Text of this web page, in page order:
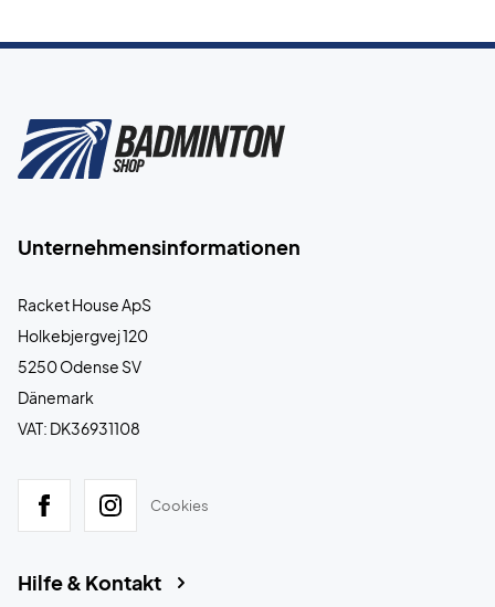
Unternehmensinformationen
Racket House ApS
Holkebjergvej 120
5250 Odense SV
Dänemark
VAT: DK36931108
Cookies
Hilfe & Kontakt